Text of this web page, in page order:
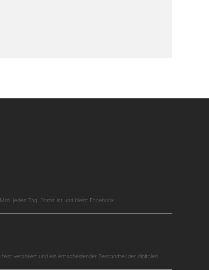
jeden Tag. Damit ist und bleibt Facebook…
verankert und ein entscheidender Bestandteil der digitalen…